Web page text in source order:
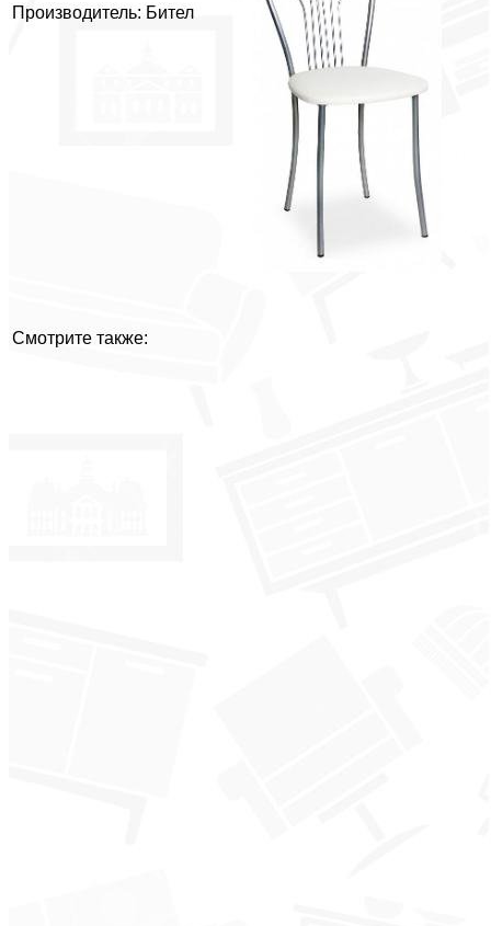
Производитель: Бител
Смотрите также: